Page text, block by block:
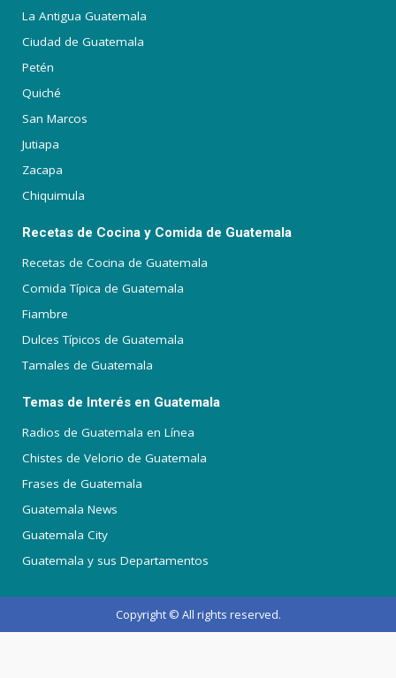
La Antigua Guatemala
Ciudad de Guatemala
Petén
Quiché
San Marcos
Jutiapa
Zacapa
Chiquimula
Recetas de Cocina y Comida de Guatemala
Recetas de Cocina de Guatemala
Comida Típica de Guatemala
Fiambre
Dulces Típicos de Guatemala
Tamales de Guatemala
Temas de Interés en Guatemala
Radios de Guatemala en Línea
Chistes de Velorio de Guatemala
Frases de Guatemala
Guatemala News
Guatemala City
Guatemala y sus Departamentos
Copyright © All rights reserved.